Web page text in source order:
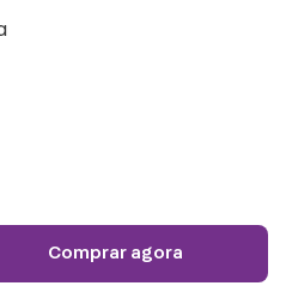
comprar agora